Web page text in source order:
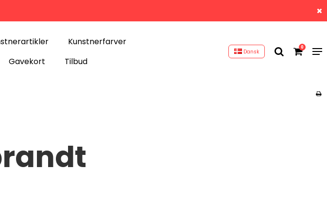
Kunstnerfarver
Gavekort Tilbud
Dansk
0